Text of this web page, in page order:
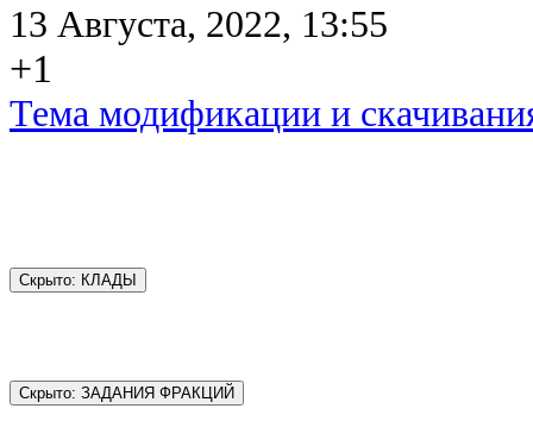
13 Августа, 2022, 13:55
+1
Тема модификации и